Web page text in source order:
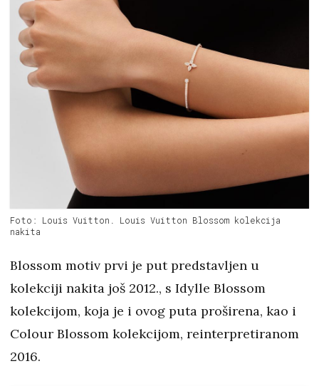
Foto: Louis Vuitton. Louis Vuitton Blossom kolekcija
nakita
Blossom motiv prvi je put predstavljen u
kolekciji nakita još 2012., s Idylle Blossom
kolekcijom, koja je i ovog puta proširena, kao i
Colour Blossom kolekcijom, reinterpretiranom
2016.